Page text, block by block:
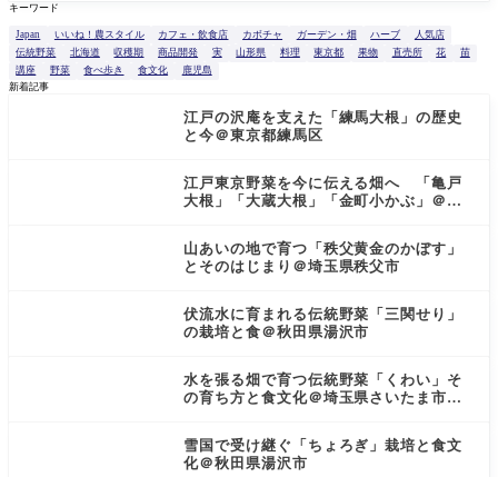
キーワード
Japan いいね！農スタイル カフェ・飲食店 カボチャ ガーデン・畑 ハーブ
人気店
伝統野菜
北海道 収穫期 商品開発 実 山形県 料理 東京都 果物 直売所 花
苗
講座
野菜 食べ歩き 食文化
鹿児島
新着記事
江戸の沢庵を支えた「練馬大根」の歴史
と今＠東京都練馬区
江戸東京野菜を今に伝える畑へ 「亀戸
大根」「大蔵大根」「金町小かぶ」＠東
山あいの地で育つ「秩父黄金のかぼす」
とそのはじまり＠埼玉県秩父市
伏流水に育まれる伝統野菜「三関せり」
の栽培と食＠秋田県湯沢市
水を張る畑で育つ伝統野菜「くわい」そ
の育ち方と食文化＠埼玉県さいたま市見
雪国で受け継ぐ「ちょろぎ」栽培と食文
化＠秋田県湯沢市